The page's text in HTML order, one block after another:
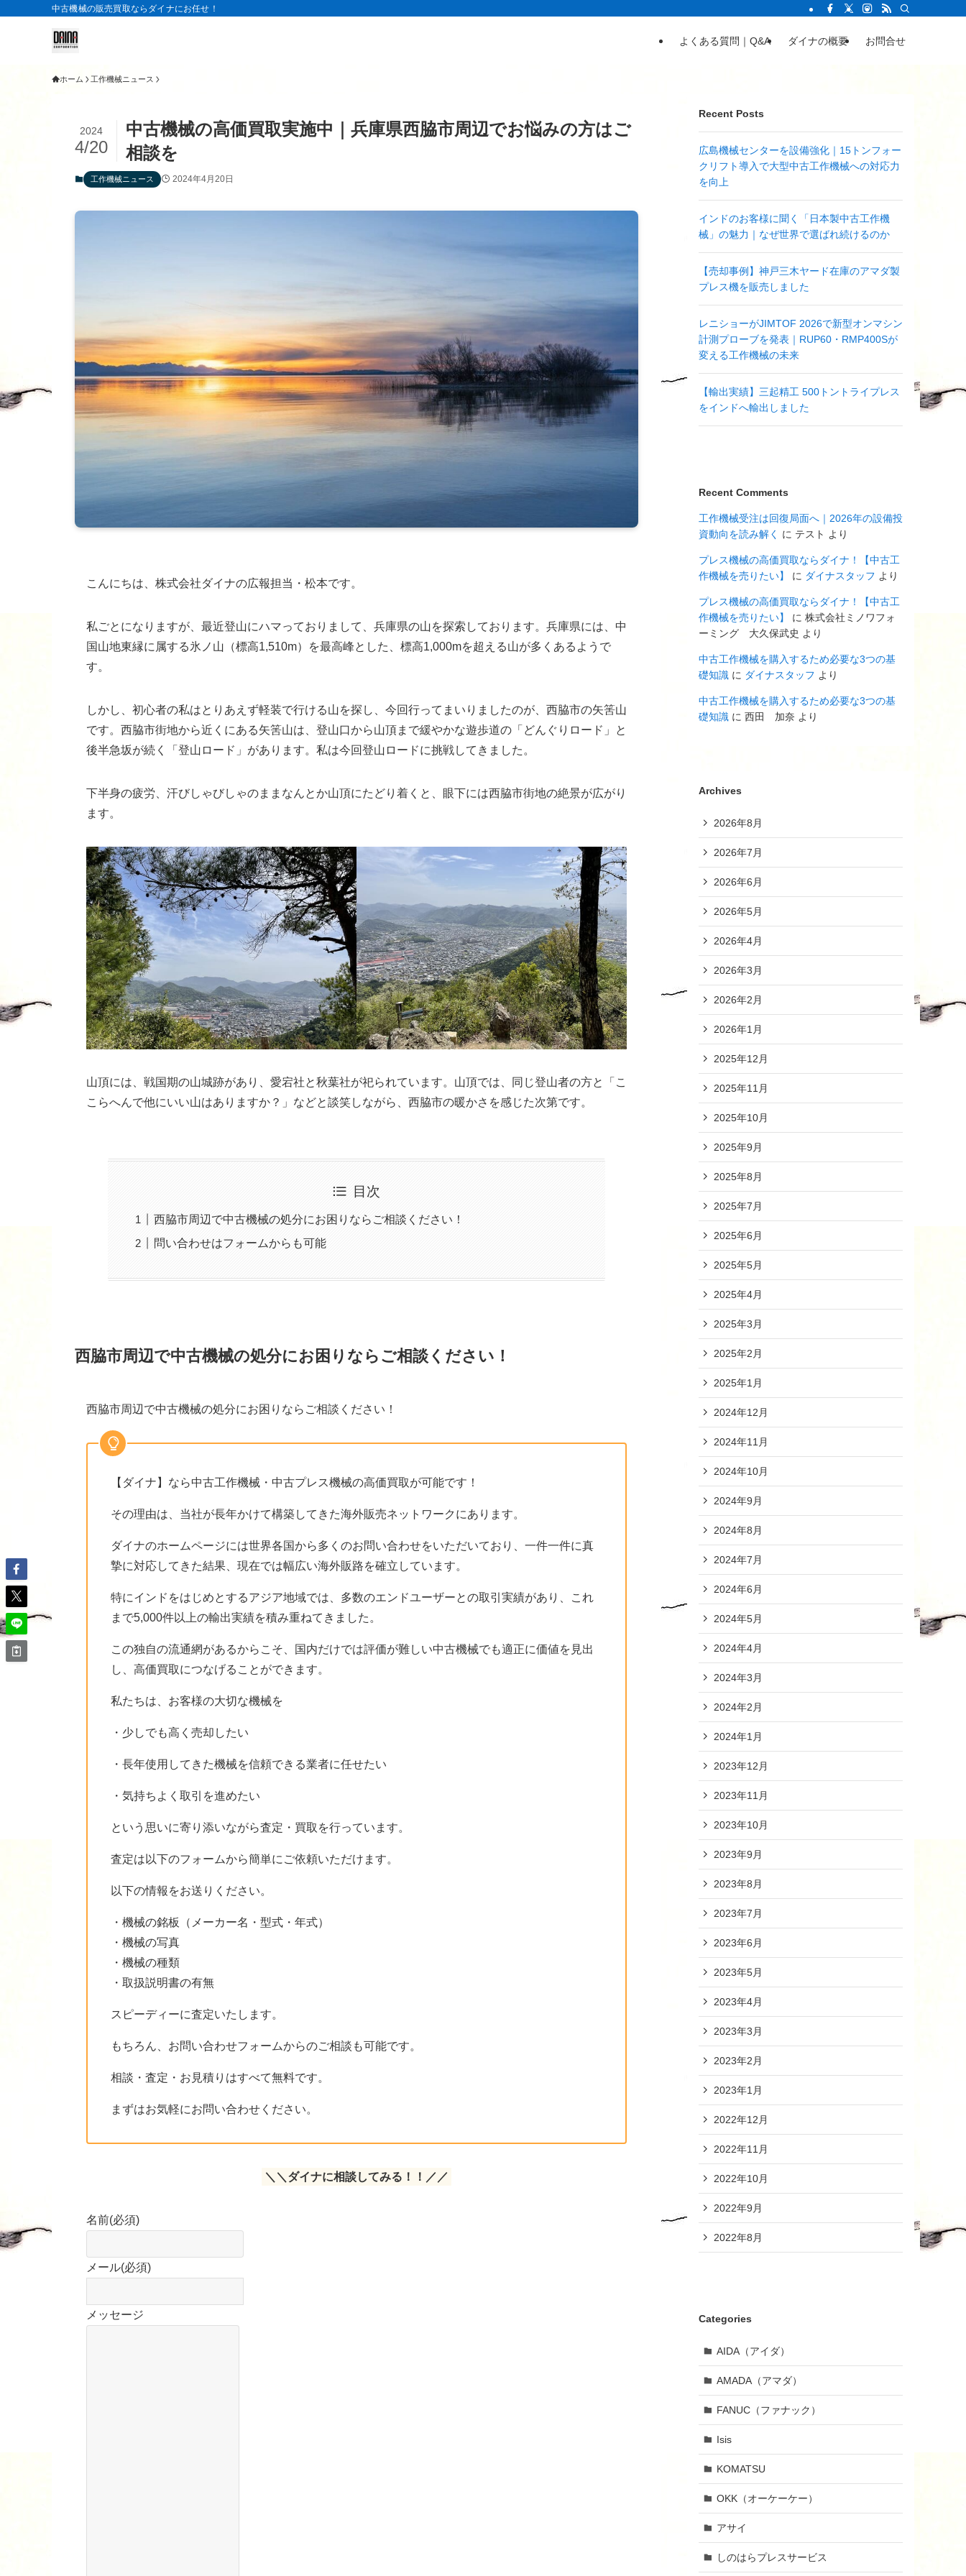
中古機械の販売買取ならダイナにお任せ！
よくある質問｜Q&A ダイナの概要 お問合せ
ホーム 工作機械ニュース
中古機械の高価買取実施中｜兵庫県西脇市周辺でお悩みの方はご
相談を
2024
4/20
工作機械ニュース 2024年4月20日
こんにちは、株式会社ダイナの広報担当・松本です。
私ごとになりますが、最近登山にハマっておりまして、兵庫県の山を探索しております。兵庫県には、中
国山地東縁に属する氷ノ山（標高1,510m）を最高峰とした、標高1,000mを超える山が多くあるようで
す。
しかし、初心者の私はとりあえず軽装で行ける山を探し、今回行ってまいりましたのが、西脇市の矢筈山
です。西脇市街地から近くにある矢筈山は、登山口から山頂まで緩やかな遊歩道の「どんぐりロード」と
後半急坂が続く「登山ロード」があります。私は今回登山ロードに挑戦してきました。
下半身の疲労、汗びしゃびしゃのままなんとか山頂にたどり着くと、眼下には西脇市街地の絶景が広がり
ます。
山頂には、戦国期の山城跡があり、愛宕社と秋葉社が祀られています。山頂では、同じ登山者の方と「こ
こらへんで他にいい山はありますか？」などと談笑しながら、西脇市の暖かさを感じた次第です。
目次
西脇市周辺で中古機械の処分にお困りならご相談ください！
問い合わせはフォームからも可能
西脇市周辺で中古機械の処分にお困りならご相談ください！
西脇市周辺で中古機械の処分にお困りならご相談ください！
【ダイナ】なら中古工作機械・中古プレス機械の高価買取が可能です！
その理由は、当社が長年かけて構築してきた海外販売ネットワークにあります。
ダイナのホームページには世界各国から多くのお問い合わせをいただいており、一件一件に真
摯に対応してきた結果、現在では幅広い海外販路を確立しています。
特にインドをはじめとするアジア地域では、多数のエンドユーザーとの取引実績があり、これ
まで5,000件以上の輸出実績を積み重ねてきました。
この独自の流通網があるからこそ、国内だけでは評価が難しい中古機械でも適正に価値を見出
し、高価買取につなげることができます。
私たちは、お客様の大切な機械を
・少しでも高く売却したい
・長年使用してきた機械を信頼できる業者に任せたい
・気持ちよく取引を進めたい
という思いに寄り添いながら査定・買取を行っています。
査定は以下のフォームから簡単にご依頼いただけます。
以下の情報をお送りください。
・機械の銘板（メーカー名・型式・年式）
・機械の写真
・機械の種類
・取扱説明書の有無
スピーディーに査定いたします。
もちろん、お問い合わせフォームからのご相談も可能です。
相談・査定・お見積りはすべて無料です。
まずはお気軽にお問い合わせください。
＼＼ダイナに相談してみる！！／／
名前(必須)
メール(必須)
メッセージ
Recent Posts
広島機械センターを設備強化｜15トンフォー
クリフト導入で大型中古工作機械への対応力
を向上
インドのお客様に聞く「日本製中古工作機
械」の魅力｜なぜ世界で選ばれ続けるのか
【売却事例】神戸三木ヤード在庫のアマダ製
プレス機を販売しました
レニショーがJIMTOF 2026で新型オンマシン
計測プローブを発表｜RUP60・RMP400Sが
変える工作機械の未来
【輸出実績】三起精工 500トントライプレス
をインドへ輸出しました
Recent Comments
工作機械受注は回復局面へ｜2026年の設備投
資動向を読み解く
に テスト より
プレス機械の高価買取ならダイナ！【中古工
作機械を売りたい】
に ダイナスタッフ より
プレス機械の高価買取ならダイナ！【中古工
作機械を売りたい】
に 株式会社ミノワフォ
ーミング 大久保武史 より
中古工作機械を購入するため必要な3つの基
礎知識 に ダイナスタッフ より
中古工作機械を購入するため必要な3つの基
礎知識 に 西田 加奈 より
Archives
2026年8月
2026年7月
2026年6月
2026年5月
2026年4月
2026年3月
2026年2月
2026年1月
2025年12月
2025年11月
2025年10月
2025年9月
2025年8月
2025年7月
2025年6月
2025年5月
2025年4月
2025年3月
2025年2月
2025年1月
2024年12月
2024年11月
2024年10月
2024年9月
2024年8月
2024年7月
2024年6月
2024年5月
2024年4月
2024年3月
2024年2月
2024年1月
2023年12月
2023年11月
2023年10月
2023年9月
2023年8月
2023年7月
2023年6月
2023年5月
2023年4月
2023年3月
2023年2月
2023年1月
2022年12月
2022年11月
2022年10月
2022年9月
2022年8月
Categories
AIDA（アイダ）
AMADA（アマダ）
FANUC（ファナック）
Isis
KOMATSU
OKK（オーケーケー）
アサイ
しのはらプレスサービス